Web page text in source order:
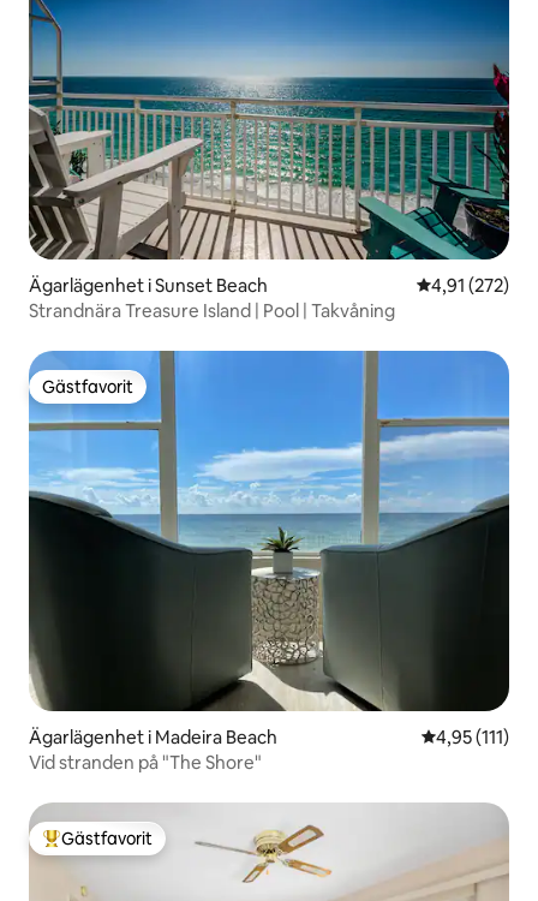
Ägarlägenhet i Sunset Beach 4,91 av 5 i
4,91 (272)
Strandnära Treasure Island | Pool | Takvåning
Gästfavorit
Gästfavorit
Ägarlägenhet i Madeira Beach 4,95 av 5 i
4,95 (111)
Vid stranden på "The Shore"
Populär gästfavorit
Gästfavorit